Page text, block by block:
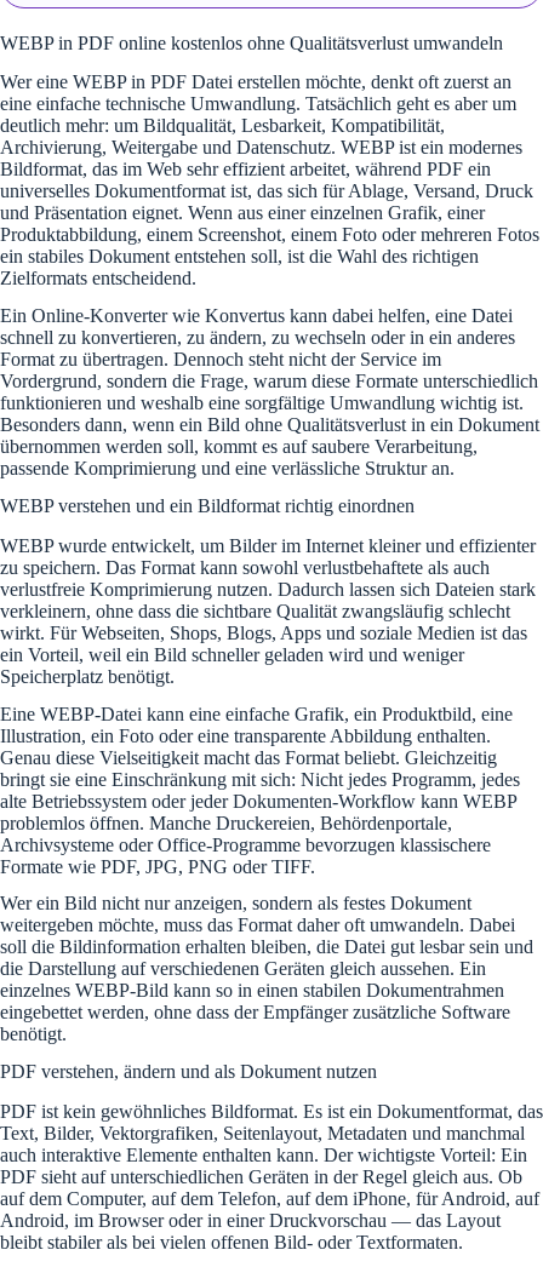
WEBP in PDF online kostenlos ohne Qualitätsverlust umwandeln
Wer eine WEBP in PDF Datei erstellen möchte, denkt oft zuerst an
eine einfache technische Umwandlung. Tatsächlich geht es aber um
deutlich mehr: um Bildqualität, Lesbarkeit, Kompatibilität,
Archivierung, Weitergabe und Datenschutz. WEBP ist ein modernes
Bildformat, das im Web sehr effizient arbeitet, während PDF ein
universelles Dokumentformat ist, das sich für Ablage, Versand, Druck
und Präsentation eignet. Wenn aus einer einzelnen Grafik, einer
Produktabbildung, einem Screenshot, einem Foto oder mehreren Fotos
ein stabiles Dokument entstehen soll, ist die Wahl des richtigen
Zielformats entscheidend.
Ein Online-Konverter wie Konvertus kann dabei helfen, eine Datei
schnell zu konvertieren, zu ändern, zu wechseln oder in ein anderes
Format zu übertragen. Dennoch steht nicht der Service im
Vordergrund, sondern die Frage, warum diese Formate unterschiedlich
funktionieren und weshalb eine sorgfältige Umwandlung wichtig ist.
Besonders dann, wenn ein Bild ohne Qualitätsverlust in ein Dokument
übernommen werden soll, kommt es auf saubere Verarbeitung,
passende Komprimierung und eine verlässliche Struktur an.
WEBP verstehen und ein Bildformat richtig einordnen
WEBP wurde entwickelt, um Bilder im Internet kleiner und effizienter
zu speichern. Das Format kann sowohl verlustbehaftete als auch
verlustfreie Komprimierung nutzen. Dadurch lassen sich Dateien stark
verkleinern, ohne dass die sichtbare Qualität zwangsläufig schlecht
wirkt. Für Webseiten, Shops, Blogs, Apps und soziale Medien ist das
ein Vorteil, weil ein Bild schneller geladen wird und weniger
Speicherplatz benötigt.
Eine WEBP-Datei kann eine einfache Grafik, ein Produktbild, eine
Illustration, ein Foto oder eine transparente Abbildung enthalten.
Genau diese Vielseitigkeit macht das Format beliebt. Gleichzeitig
bringt sie eine Einschränkung mit sich: Nicht jedes Programm, jedes
alte Betriebssystem oder jeder Dokumenten-Workflow kann WEBP
problemlos öffnen. Manche Druckereien, Behördenportale,
Archivsysteme oder Office-Programme bevorzugen klassischere
Formate wie PDF, JPG, PNG oder TIFF.
Wer ein Bild nicht nur anzeigen, sondern als festes Dokument
weitergeben möchte, muss das Format daher oft umwandeln. Dabei
soll die Bildinformation erhalten bleiben, die Datei gut lesbar sein und
die Darstellung auf verschiedenen Geräten gleich aussehen. Ein
einzelnes WEBP-Bild kann so in einen stabilen Dokumentrahmen
eingebettet werden, ohne dass der Empfänger zusätzliche Software
benötigt.
PDF verstehen, ändern und als Dokument nutzen
PDF ist kein gewöhnliches Bildformat. Es ist ein Dokumentformat, das
Text, Bilder, Vektorgrafiken, Seitenlayout, Metadaten und manchmal
auch interaktive Elemente enthalten kann. Der wichtigste Vorteil: Ein
PDF sieht auf unterschiedlichen Geräten in der Regel gleich aus. Ob
auf dem Computer, auf dem Telefon, auf dem iPhone, für Android, auf
Android, im Browser oder in einer Druckvorschau — das Layout
bleibt stabiler als bei vielen offenen Bild- oder Textformaten.